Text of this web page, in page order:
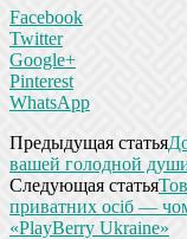
Facebook
Twitter
Google+
Pinterest
WhatsApp
Предыдущая статья
вашей голодной
Следующая статья
приватних осіб —
«PlayBerry Ukraine»